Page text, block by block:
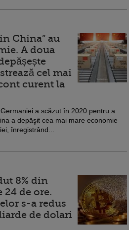
China” au
A doua
cel mai
curent la
a scăzut în 2020 pentru a
a depăşit cea mai mare economie
înregistrând...
8% din
de ore.
s-a redus
de dolari